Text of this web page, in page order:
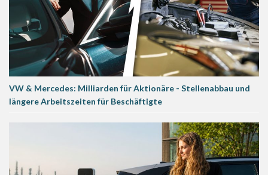
VW & Mercedes: Milliarden für Aktionäre - Stellenabbau und
längere Arbeitszeiten für Beschäftigte